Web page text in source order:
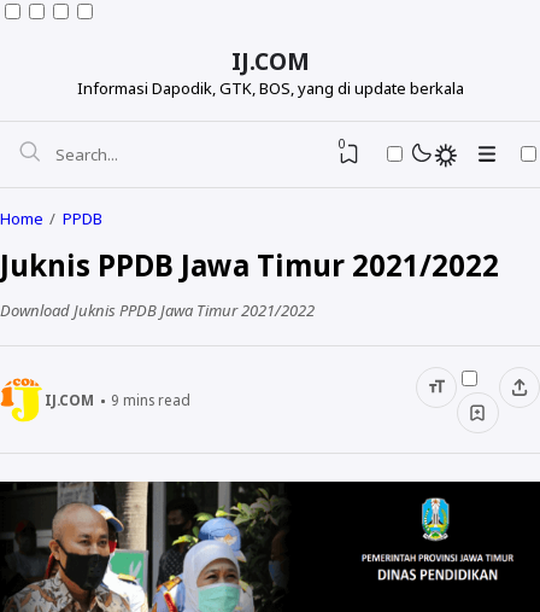
IJ.COM
Informasi Dapodik, GTK, BOS, yang di update berkala
Info GTK
BOS dan PIP
0
Home PPDB
Juknis PPDB Jawa Timur 2021/2022
Download Juknis PPDB Jawa Timur 2021/2022
IJ.COM 9 mins read